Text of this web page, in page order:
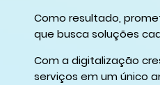
Como resultado,
que busca soluções
Com a digitalização
serviços em um único